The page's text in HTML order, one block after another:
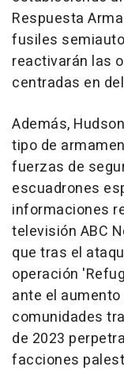
Respuesta
fusiles
reactivarán las
centradas en
Además,
tipo de
fuerzas de
escuadrones
informaciones
televisión ABC
que tras el
operación
ante el
comunidades
de 2023
facciones